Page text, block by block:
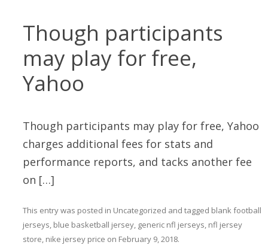
Though participants
may play for free,
Yahoo
Though participants may play for free, Yahoo
charges additional fees for stats and
performance reports, and tacks another fee
on […]
This entry was posted in Uncategorized and tagged blank football
jerseys, blue basketball jersey, generic nfl jerseys, nfl jersey
store, nike jersey price on February 9, 2018.